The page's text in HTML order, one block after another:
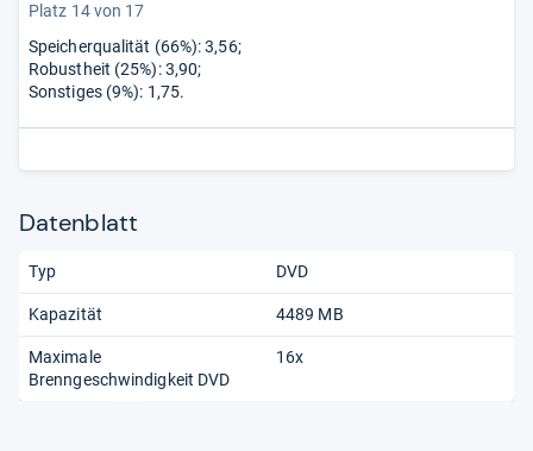
Platz 14 von 17
Speicherqualität (66%): 3,56;
Robustheit (25%): 3,90;
Sonstiges (9%): 1,75.
Datenblatt
Typ DVD
Kapazität 4489 MB
Maximale
Brenngeschwindigkeit DVD
16x